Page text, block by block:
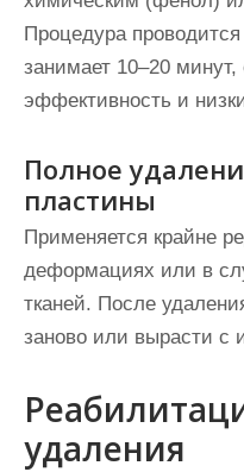
Процедура
занимает 10–20
эффективность и
Полное
пластины
Применяется крайне
деформациях или в
тканей. После
заново или вырасти с
удаления